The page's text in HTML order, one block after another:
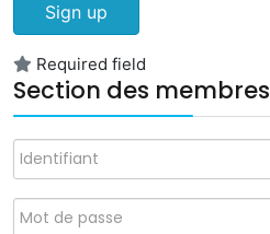
Sign up
Required field
Section des membres
Identifiant
Mot de passe